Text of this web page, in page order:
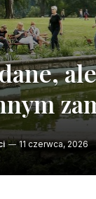
11 czerwca, 2026